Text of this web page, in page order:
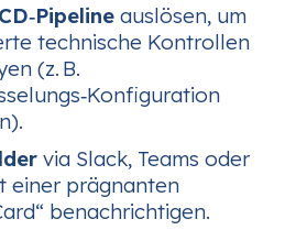
auslösen, um
technische Kontrollen
(z. B.
via Slack, Teams oder
einer prägnanten
benachrichtigen.